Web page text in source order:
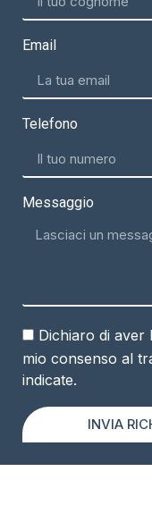
Email
Telefono
Messaggio
Dichiaro di aver
mio consenso al
indicate.
INVIA